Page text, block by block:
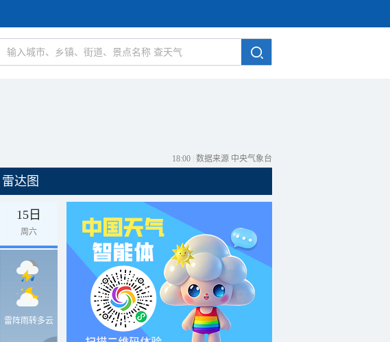
18:00 数据来源 中央气象台
雷达图
15日
周六
雷阵雨转多云